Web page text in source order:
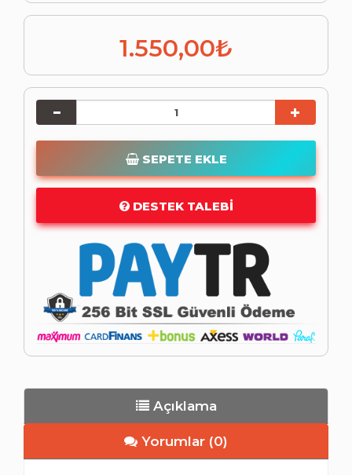
1.550,00₺
SEPETE EKLE
DESTEK TALEBI
Açıklama
Yorumlar (0)